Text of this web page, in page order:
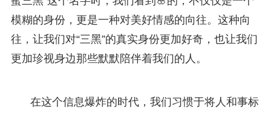
模糊的身份，更是一种对美好情感的向往。这种向
往，让我们对“三黑”的真实身份更加好奇，也让我们
更加珍视身边那些默默陪伴着我们的人。
在这个信息爆炸的时代，我们习惯于将人和事标